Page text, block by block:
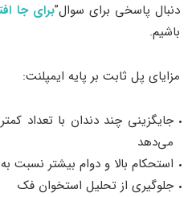
دنبال پاسخی برای سوال”برای جا
باشیم.
مزایای پل ثابت بر پایه ایمپلنت:
جایگزینی چند دندان با تعداد
می‌دهد
استحکام بالا و دوام بیشتر نسبت
جلوگیری از تحلیل استخوان فک